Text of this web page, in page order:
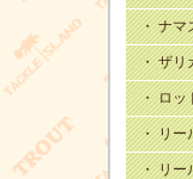
・ ナ
・ ザリ
・ ロッ
・ リー
・ リ